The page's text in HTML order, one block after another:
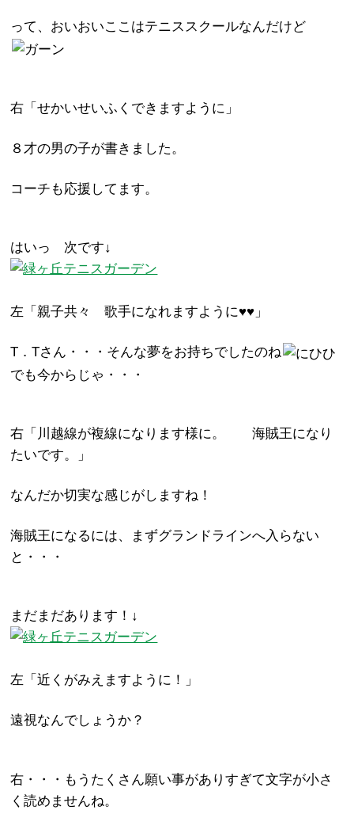
って、おいおいここはテニススクールなんだけど
右「せかいせいふくできますように」
８才の男の子が書きました。
コーチも応援してます。
はいっ 次です↓
左「親子共々 歌手になれますように♥♥」
T．Tさん・・・そんな夢をお持ちでしたのね
でも今からじゃ・・・
右「川越線が複線になります様に。 海賊王になり
たいです。」
なんだか切実な感じがしますね！
海賊王になるには、まずグランドラインへ入らない
と・・・
まだまだあります！↓
左「近くがみえますように！」
遠視なんでしょうか？
右・・・もうたくさん願い事がありすぎて文字が小さ
く読めませんね。